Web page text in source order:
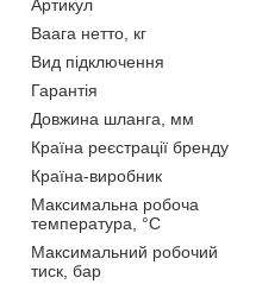
Артикул
Ваага нетто, кг
Вид підключення
Гарантія
Довжина шланга, мм
Країна реєстрації бренду
Країна-виробник
Максимальна робоча
температура, °C
Максимальний робочий
тиск, бар